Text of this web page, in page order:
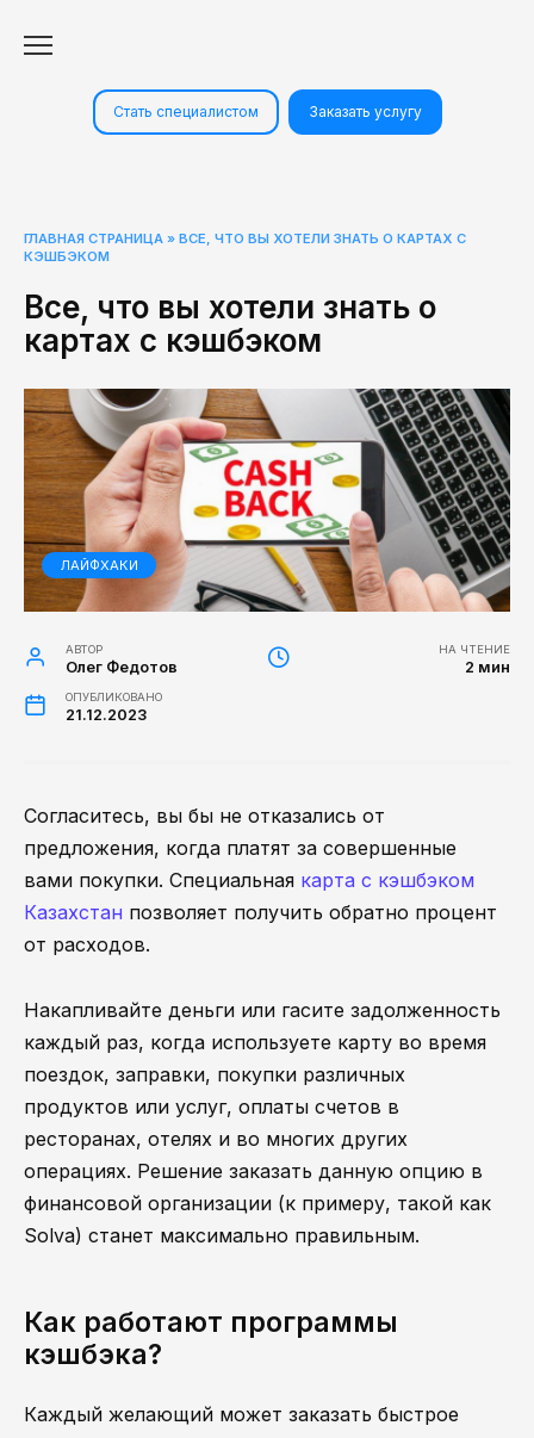
Стать специалистом Заказать услугу
ГЛАВНАЯ СТРАНИЦА » ВСЕ, ЧТО ВЫ ХОТЕЛИ ЗНАТЬ О КАРТАХ С
КЭШБЭКОМ
Все, что вы хотели знать о
картах с кэшбэком
ЛАЙФХАКИ
АВТОР
Олег Федотов
НА ЧТЕНИЕ
2 мин
ОПУБЛИКОВАНО
21.12.2023
Согласитесь, вы бы не отказались от
предложения, когда платят за совершенные
вами покупки. Специальная карта с кэшбэком
Казахстан позволяет получить обратно процент
от расходов.
Накапливайте деньги или гасите задолженность
каждый раз, когда используете карту во время
поездок, заправки, покупки различных
продуктов или услуг, оплаты счетов в
ресторанах, отелях и во многих других
операциях. Решение заказать данную опцию в
финансовой организации (к примеру, такой как
Solva) станет максимально правильным.
Как работают программы
кэшбэка?
Каждый желающий может заказать быстрое